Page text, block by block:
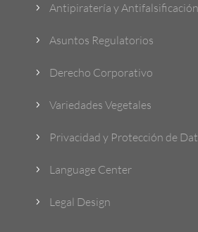
5 Antipiratería y Antifalsificación
5 Asuntos Regulatorios
5 Derecho Corporativo
5 Variedades Vegetales
5 Privacidad y Protección de
5 Language Center
5 Legal Design